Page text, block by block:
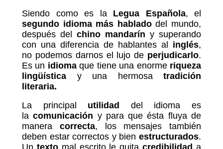
Siendo como es la Legua Española, el
segundo idioma más habladodel mundo,
después del chino mandarín y superando
con una diferencia de hablantes al inglés,
no podemos darnos el lujo de perjudicarlo.
Es un idiomaque tiene una enorme riqueza
lingüística y una hermosa tradición
literaria.
La principal utilidad del idioma es
lacomunicación y para que ésta fluya de
manera correcta, los mensajes también
deben estar correctos y bien estructurados.
Un textomal escrito le quitacredibilidad a